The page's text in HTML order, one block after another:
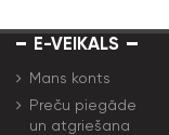
E-VEIKALS
Mans konts
Preču piegāde
un atgriešana